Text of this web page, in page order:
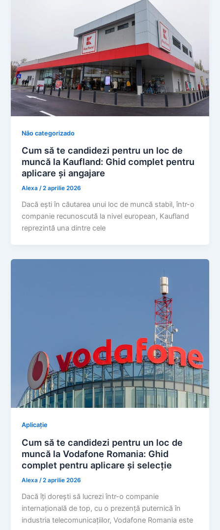
Não categorizado
Cum să te candidezi pentru un loc de
muncă la Kaufland: Ghid complet pentru
aplicare și angajare
Alexa/2 aprilie 2026
Dacă ești în căutarea unui loc de muncă stabil, într-o
companie recunoscută la nivel european, Kaufland
reprezintă una dintre cele
Aplicație
Cum să te candidezi pentru un loc de
muncă la Vodafone Romania: Ghid
complet pentru aplicare și selecție
Alexa/2 aprilie 2026
Dacă îți dorești să lucrezi într-o companie
internațională de top, cu o prezență puternică în
industria telecomunicațiilor, Vodafone Romania este